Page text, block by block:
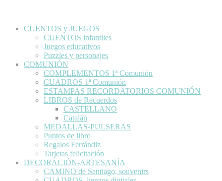
CUENTOS y JUEGOS
CUENTOS infantiles
Juegos educativos
Puzzles y personajes
COMUNIÓN
COMPLEMENTOS 1ª Comunión
CUADROS 1ª Comunión
ESTAMPAS RECORDATORIOS COMUNIÓN
LIBROS de Recuerdos
CASTELLANO
Catalán
MEDALLAS-PULSERAS
Puntos de libro
Regalos Ferrándiz
Tarjetas felicitación
DECORACIÓN-ARTESANÍA
CAMINO de Santiago, souvenirs